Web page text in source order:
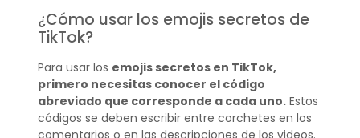
¿Cómo usar los emojis secretos de
TikTok?
Para usar los emojis secretos en TikTok,
primero necesitas conocer el código
abreviado que corresponde a cada uno.Estos
códigos se deben escribir entre corchetes en los